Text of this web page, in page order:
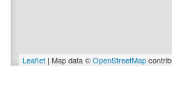
Leaflet | Map data ©OpenStreetMap